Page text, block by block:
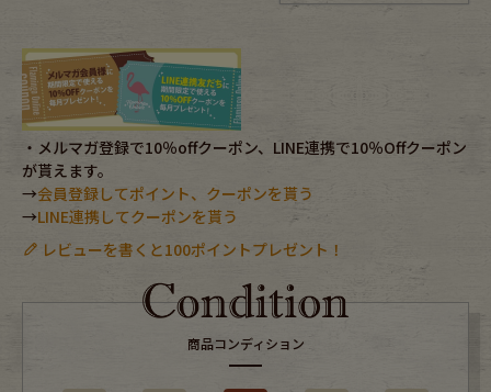
Bag
Accessory Shoes
Belt antique goods
Keyring vintage bicycle
FAFATT
・メルマガ登録で10％offクーポン、LINE連携で10％Offクーポン
が貰えます。
→会員登録してポイント、クーポンを貰う
→LINE連携してクーポンを貰う
レビューを書くと100ポイントプレゼント！
商品コンディション